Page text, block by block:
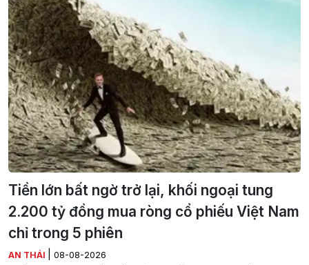
Tiền lớn bất ngờ trở lại, khối ngoại tung
2.200 tỷ đồng mua ròng cổ phiếu Việt Nam
chỉ trong 5 phiên
AN THÁI 08-08-2026